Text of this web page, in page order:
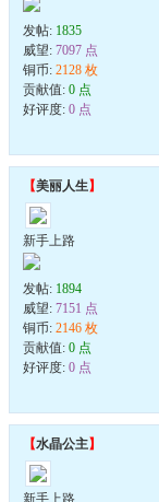
发帖: 1835
威望: 7097 点
铜币: 2128 枚
贡献值: 0 点
好评度: 0 点
【美丽人生】
新手上路
发帖: 1894
威望: 7151 点
铜币: 2146 枚
贡献值: 0 点
好评度: 0 点
【水晶公主】
新手上路